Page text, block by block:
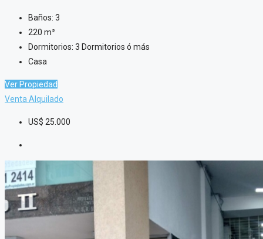
Baños: 3
220 m²
Dormitorios: 3 Dormitorios ó más
Casa
Ver Propiedad
Venta Alquilado
US$ 25.000